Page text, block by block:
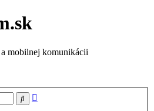
mobilnej komunikácii
Hľadať